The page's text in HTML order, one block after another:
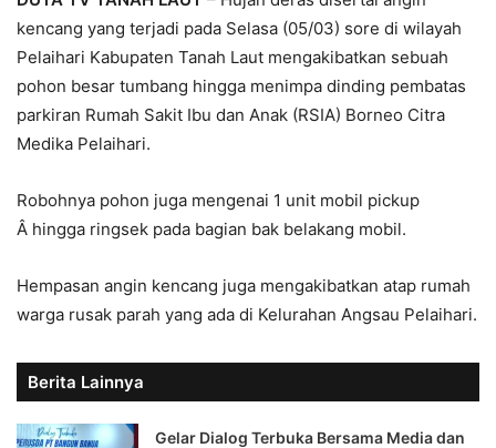
kencang yang terjadi pada Selasa (05/03) sore di wilayah
Pelaihari Kabupaten Tanah Laut mengakibatkan sebuah
pohon besar tumbang hingga menimpa dinding pembatas
parkiran Rumah Sakit Ibu dan Anak (RSIA) Borneo Citra
Medika Pelaihari.
Robohnya pohon juga mengenai 1 unit mobil pickup
Â hingga ringsek pada bagian bak belakang mobil.
Hempasan angin kencang juga mengakibatkan atap rumah
warga rusak parah yang ada di Kelurahan Angsau Pelaihari.
Berita Lainnya
Gelar Dialog Terbuka Bersama Media dan